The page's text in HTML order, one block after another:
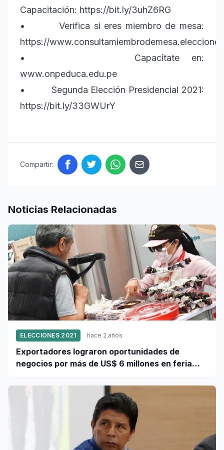
Capacitación: https://bit.ly/3uhZ6RG
• Verifica si eres miembro de mesa:
https://
• Capacítate en:
www.onpeduca.edu.pe
• Segunda Elección Presidencial 2021:
https://bit.ly/33GWUrY
Compartir:
Noticias Relacionadas
ELECCIONES 2021 hace 2 años
Exportadores lograron oportunidades de
negocios por más de US$ 6 millones en feria